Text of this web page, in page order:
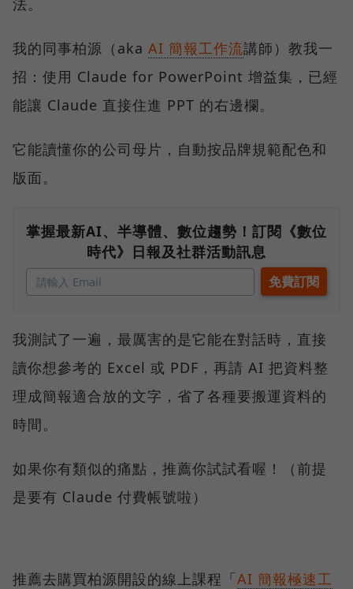
我的同事柏源（aka AI 簡報工作流講師）教我一
招：使用 Claude for PowerPoint 增益集，已經
能讓 Claude 直接住進 PPT 的右邊欄。
它能讀懂你的公司母片，自動按品牌規範配色和
版面。
掌握最新AI、半導體、數位趨勢！訂閱《數位
時代》日報及社群活動訊息
我測試了一遍，最厲害的是它能在對話時，直接
讀你想參考的 Excel 或 PDF，再請 AI 把資料整
理成簡報適合放的文字，省了各種要搬運資料的
時間。
如果你有類似的痛點，推薦你試試看喔！（前提
是要有 Claude 付費帳號啦）
推薦去購買柏源開設的線上課程「AI 簡報極速工